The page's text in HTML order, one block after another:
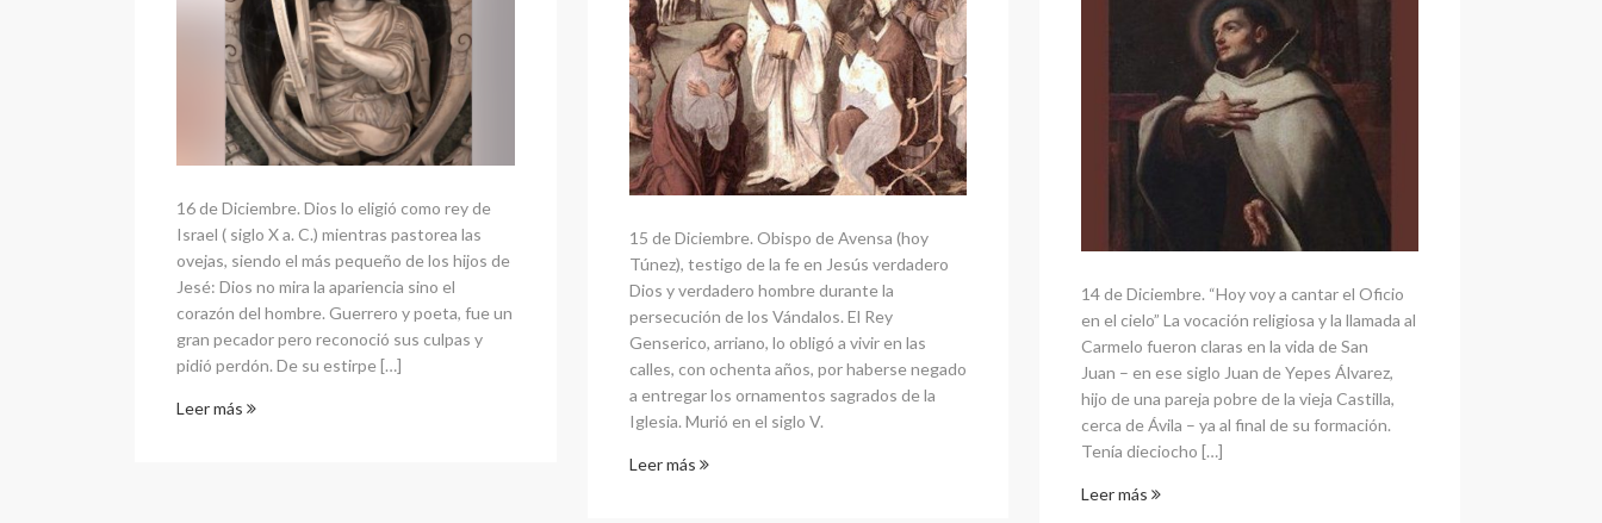
16 de Diciembre. Dios lo eligió como rey de
Israel ( siglo X a. C.) mientras pastorea las
ovejas, siendo el más pequeño de los hijos de
Jesé: Dios no mira la apariencia sino el
corazón del hombre. Guerrero y poeta, fue un
gran pecador pero reconoció sus culpas y
pidió perdón. De su estirpe […]
Leer más
15 de Diciembre. Obispo de Avensa (hoy
Túnez), testigo de la fe en Jesús verdadero
Dios y verdadero hombre durante la
persecución de los Vándalos. El Rey
Genserico, arriano, lo obligó a vivir en las
calles, con ochenta años, por haberse negado
a entregar los ornamentos sagrados de la
Iglesia. Murió en el siglo V.
Leer más
14 de Diciembre. “Hoy voy a cantar el Oficio
en el cielo” La vocación religiosa y la llamada al
Carmelo fueron claras en la vida de San
Juan – en ese siglo Juan de Yepes Álvarez,
hijo de una pareja pobre de la vieja Castilla,
cerca de Ávila – ya al final de su formación.
Tenía dieciocho […]
Leer más